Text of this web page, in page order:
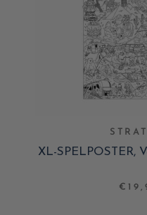
XL-SPELPOSTER,